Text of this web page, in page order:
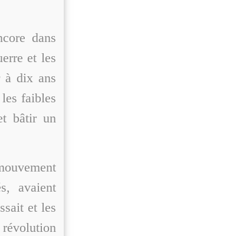
dans
et les
à dix ans
faibles
bâtir un
avaient
et les
révolution